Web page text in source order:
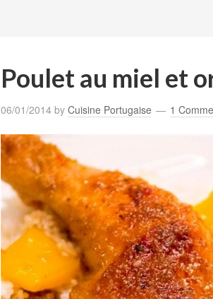
Poulet au miel et
06/01/2014 by Cuisine Portugaise 1